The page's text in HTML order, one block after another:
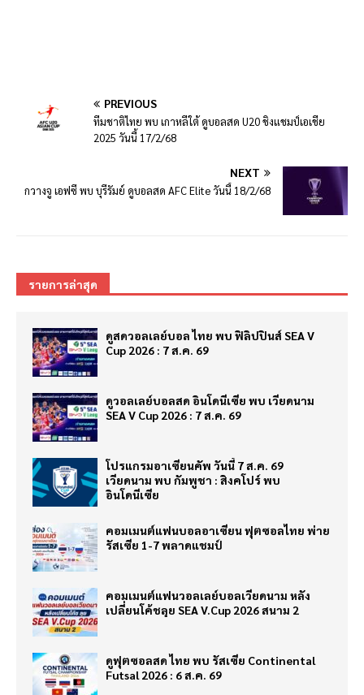
PREVIOUS
ทีมชาติไทย พบ เกาหลีใต้ ดูบอลสด U20 ชิงแชมป์เอเชีย
2025 วันนี้ 17/2/68
NEXT
กวางจู เอฟซี พบ บุรีรัมย์ ดูบอลสด AFC Elite วันนี้ 18/2/68
รายการล่าสุด
ดูสดวอลเลย์บอล ไทย พบ ฟิลิปปินส์ SEA V
Cup 2026 : 7 ส.ค. 69
ดูวอลเลย์บอลสด อินโดนีเซีย พบ เวียดนาม
SEA V Cup 2026 : 7 ส.ค. 69
โปรแกรมอาเซียนคัพ วันนี้ 7 ส.ค. 69
เวียดนาม พบ กัมพูชา : สิงคโปร์ พบ
อินโดนีเซีย
คอมเมนต์แฟนบอลอาเซียน ฟุตซอลไทย พ่าย
รัสเซีย 1-7 พลาดแชมป์
คอมเมนต์แฟนวอลเลย์บอลเวียดนาม หลัง
เปลี่ยนโค้ชลุย SEA V.Cup 2026 สนาม 2
ดูฟุตซอลสด ไทย พบ รัสเซีย Continental
Futsal 2026 : 6 ส.ค. 69